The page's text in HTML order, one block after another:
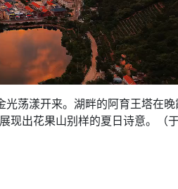
荡漾开来。湖畔的阿育王塔在晚
现出花果山别样的夏日诗意。（